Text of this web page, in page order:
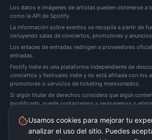
Los datos e imágenes de artistas pueden obtenerse a
como la API de Spotify.
La información sobre eventos se recopila a partir de
incluyendo salas de conciertos, promotores y
Los enlaces de entradas redirigen a proveedores
entradas.
Festify Indie es una plataforma independiente de
conciertos y festivales indie y no está afiliada con los
promotores o servicios de ticketing mencionados.
Si algún titular de derechos considera que algún
modificado, puede contactarnos y revisaremos o
Festify Indie no vende entradas directamente. Redirigimos
Usamos cookies para mejorar tu
analizar el uso del sitio. Puedes